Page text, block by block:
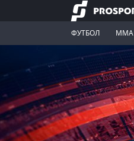
ФУТБОЛ ММА